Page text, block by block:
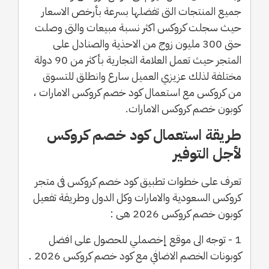
جميع المنتجات التى تفضلها بسرعة بأرخص الاسعار
حيث سجلت كروكس اكثر نسبة مبيعات والتى وصلت
حتى 300 مليون زوج من الاحذية والصنادل على
المتجر حيث تعمل العلامة التجارية بأكثر من 90 دولة
مختلفة لذلك عزيزي العميل سارع وانطلق للتسوق
من كروكس مع استعمال كود خصم كروكس الامارات ،
كوبون خصم كروكس الامارات.
طريقة استعمال كود خصم كروكس
لأجل التوفير
تعرف على خطوات تطبيق كود خصم كروكس فى متجر
كروكس السعودية والامارات وكل الدول وطريقة تفعيل
كوبون خصم كروكس 2026 هى :
1 - توجه الى موقع إخصملي للحصول على افضل
كوبونات الخصم الاضافي مع كود خصم كروكس 2026 .